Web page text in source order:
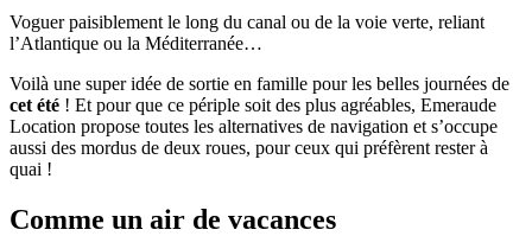
Voguer paisiblement le long du canal ou de la voie verte, reliant
l’Atlantique ou la Méditerranée…
Voilà une super idée de sortie en famille pour les belles journées de
cet été ! Et pour que ce périple soit des plus agréables, Emeraude
Location propose toutes les alternatives de navigation et s’occupe
aussi des mordus de deux roues, pour ceux qui préfèrent rester à
quai !
Comme un air de vacances